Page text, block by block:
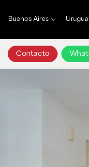
Buenos Aires
Contacto